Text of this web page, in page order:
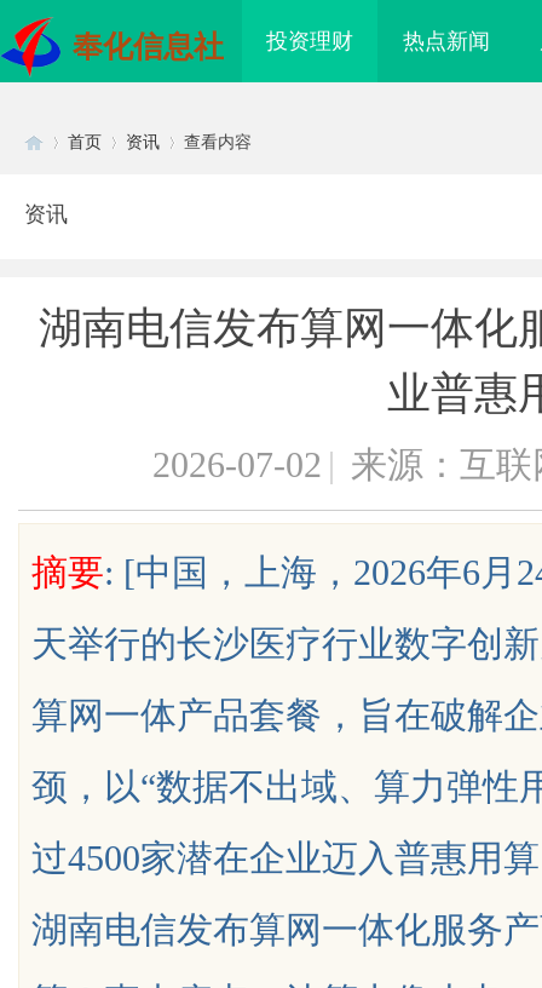
奉化信息社 投资理财 热点新闻
uz
首页 资讯 查看内容
资讯
湖南电信发布算网一体化
业普惠
2026-07-02 | 来源：互联
摘要: [中国，上海，2026年6月
天举行的长沙医疗行业数字创
算网一体产品套餐，旨在破解
颈，以“数据不出域、算力弹性
过4500家潜在企业迈入普惠用
湖南电信发布算网一体化服务
牌打造与市场开拓